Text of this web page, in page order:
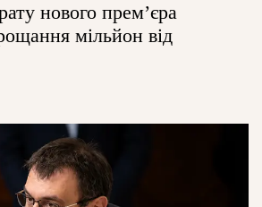
нового прем’єра
мільйон від